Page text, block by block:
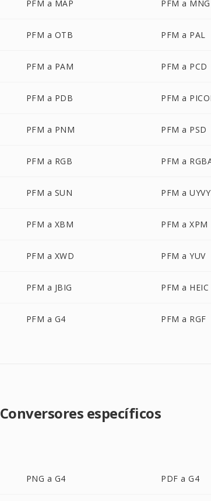
PFM a MAP PFM a MNG
PFM a OTB PFM a PAL
PFM a PAM PFM a PCD
PFM a PDB PFM a
PFM a PNM PFM a PSD
PFM a RGB PFM a
PFM a SUN PFM a UYVY
PFM a XBM PFM a XPM
PFM a XWD PFM a YUV
PFM a JBIG PFM a HEIC
PFM a G4 PFM a RGF
Conversores específicos
PNG a G4 PDF a G4